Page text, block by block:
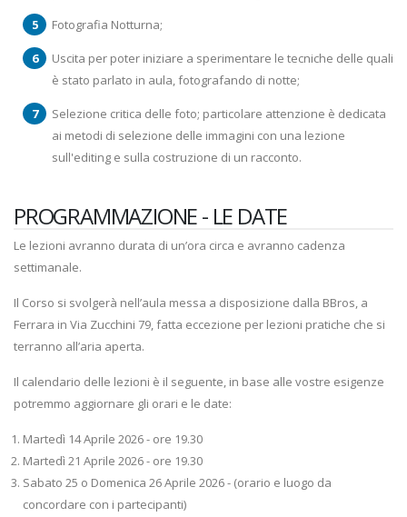
Fotografia Notturna;
Uscita per poter iniziare a sperimentare le tecniche delle quali
è stato parlato in aula, fotografando di notte;
Selezione critica delle foto; particolare attenzione è dedicata
ai metodi di selezione delle immagini con una lezione
sull'editing e sulla costruzione di un racconto.
PROGRAMMAZIONE - LE DATE
Le lezioni avranno durata di un’ora circa e avranno cadenza
settimanale.
Il Corso si svolgerà nell’aula messa a disposizione dalla BBros, a
Ferrara in Via Zucchini 79, fatta eccezione per lezioni pratiche che si
terranno all’aria aperta.
Il calendario delle lezioni è il seguente, in base alle vostre esigenze
potremmo aggiornare gli orari e le date:​
Martedì 14 Aprile 2026 - ore 19.30
Martedì 21 Aprile 2026 - ore 19.30
Sabato 25 o Domenica 26 Aprile 2026 - (orario e luogo da
concordare con i partecipanti)